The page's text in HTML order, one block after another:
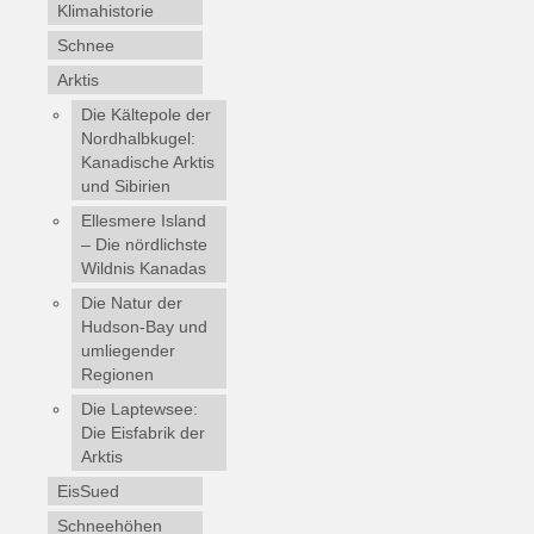
Klimahistorie
Schnee
Arktis
Die Kältepole der
Nordhalbkugel:
Kanadische Arktis
und Sibirien
Ellesmere Island
– Die nördlichste
Wildnis Kanadas
Die Natur der
Hudson-Bay und
umliegender
Regionen
Die Laptewsee:
Die Eisfabrik der
Arktis
EisSued
Schneehöhen